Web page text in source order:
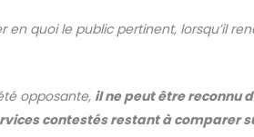
quoi le public pertinent, lorsqu’il
opposante, il ne peut être reconnu
contestés restant à comparer